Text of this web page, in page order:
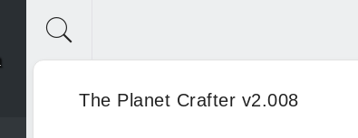
The Planet Crafter v2.008